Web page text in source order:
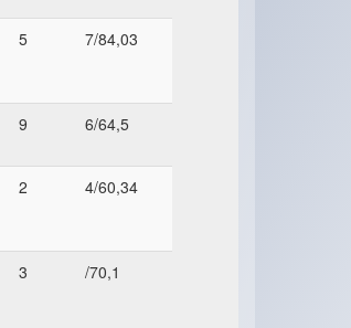
5 7/84,03
9 6/64,5
2 4/60,34
3 /70,1